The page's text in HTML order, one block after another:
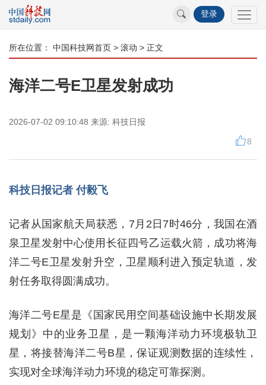
登录
所在位置： 中国科技网首页 > 滚动 > 正文
海洋二号E卫星发射成功
2026-07-02 09:10:48 来源: 科技日报
8
科技日报记者 付毅飞
记者从国家航天局获悉，7月2日7时46分，我国在酒
泉卫星发射中心使用长征四号乙运载火箭，成功将海
洋二号E卫星发射升空，卫星顺利进入预定轨道，发
射任务取得圆满成功。
海洋二号E星是《国家民用空间基础设施中长期发展
规划》中的业务卫星，是一颗海洋动力环境极轨卫
星，将接替海洋二号B星，保证观测数据的连续性，
实现对全球海洋动力环境的稳定可靠探测。